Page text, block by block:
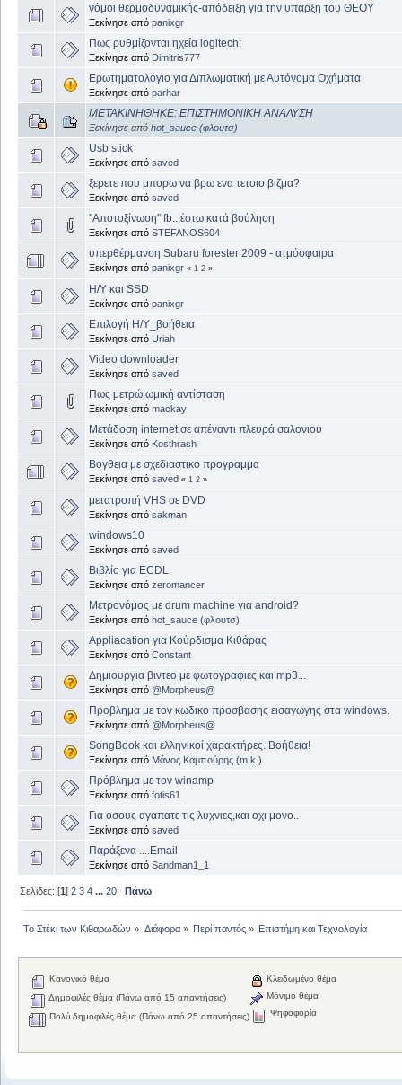
νόμοι θερμοδυναμικής-απόδειξη για την υπαρξη του ΘΕΟΥ
Ξεκίνησε από panixgr
Πως ρυθμίζονται ηχεία logitech;
Ξεκίνησε από Dimitris777
Ερωτηματολόγιο για Διπλωματική με Αυτόνομα Οχήματα
Ξεκίνησε από parhar
ΜΕΤΑΚΙΝΗΘΗΚΕ: ΕΠΙΣΤΗΜΟΝΙΚΗ ΑΝΑΛΥΣΗ
Ξεκίνησε από hot_sauce (φλουτσ)
Usb stick
Ξεκίνησε από saved
ξερετε που μπορω να βρω ενα τετοιο βιζμα?
Ξεκίνησε από saved
''Αποτοξίνωση'' fb...έστω κατά βούληση
Ξεκίνησε από STEFANOS604
υπερθέρμανση Subaru forester 2009 - ατμόσφαιρα
Ξεκίνησε από panixgr « 1 2 »
Η/Υ και SSD
Ξεκίνησε από panixgr
Επιλογή Η/Υ_βοήθεια
Ξεκίνησε από Uriah
Video downloader
Ξεκίνησε από saved
Πως μετρώ ωμική αντίσταση
Ξεκίνησε από mackay
Μετάδοση internet σε απέναντι πλευρά σαλονιού
Ξεκίνησε από Kosthrash
Βογθεια με σχεδιαστικο προγραμμα
Ξεκίνησε από saved « 1 2 »
μετατροπή VHS σε DVD
Ξεκίνησε από sakman
windows10
Ξεκίνησε από saved
Βιβλίο για ECDL
Ξεκίνησε από zeromancer
Μετρονόμος με drum machine για android?
Ξεκίνησε από hot_sauce (φλουτσ)
Appliacation για Κούρδισμα Κιθάρας
Ξεκίνησε από Constant
Δημιουργια βιντεο με φωτογραφιες και mp3...
Ξεκίνησε από @Morpheus@
Προβλημα με τον κωδικο προσβασης εισαγωγης στα windows.
Ξεκίνησε από @Morpheus@
SongBook και ελληνικοί χαρακτήρες. Βοήθεια!
Ξεκίνησε από Μάνος Καμπούρης (m.k.)
Πρόβλημα με τον winamp
Ξεκίνησε από fotis61
Για οσους αγαπατε τις λυχνιες,και οχι μονο..
Ξεκίνησε από saved
Παράξενα ....Email
Ξεκίνησε από Sandman1_1
Σελίδες: [1]2 3 4 ...20 Πάνω
Το Στέκι των Κιθαρωδών » Διάφορα» Περί παντός» Επιστήμη και Τεχνολογία
Κανονικό θέμα
Δημοφιλές θέμα (Πάνω από 15 απαντήσεις)
Πολύ δημοφιλές θέμα (Πάνω από 25 απαντήσεις)
Κλειδωμένο θέμα
Μόνιμο θέμα
Ψηφοφορία